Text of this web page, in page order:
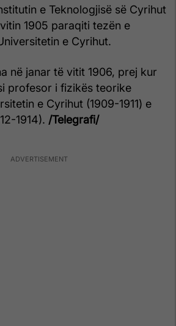
e Teknologjisë së Cyrihut
1905 paraqiti tezën e
e Cyrihut.
në janar të vitit 1906, prej kur
profesor i fizikës teorike
e Cyrihut (1909-1911) e
1914). /Telegrafi/